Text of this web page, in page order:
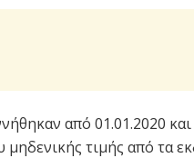
από 01.01.2020
μηδενικής τιμής από τα